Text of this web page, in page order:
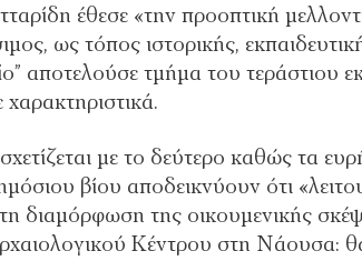
έθεσε «την προοπτική
ως τόπος ιστορικής,
αποτελούσε τμήμα του τεράστιου
με το δεύτερο καθώς τα
βίου αποδεικνύουν ότι
διαμόρφωση της οικουμενικής
Κέντρου στη Νάουσα: